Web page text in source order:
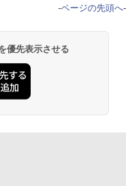
-ページの先頭へ-
優先表示させる